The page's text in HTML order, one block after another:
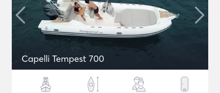
Capelli Tempest 700